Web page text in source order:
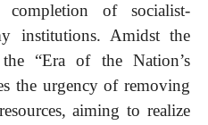
completion of socialist-
institutions. Amidst the
“Era of the Nation’s
the urgency of removing
aiming to realize